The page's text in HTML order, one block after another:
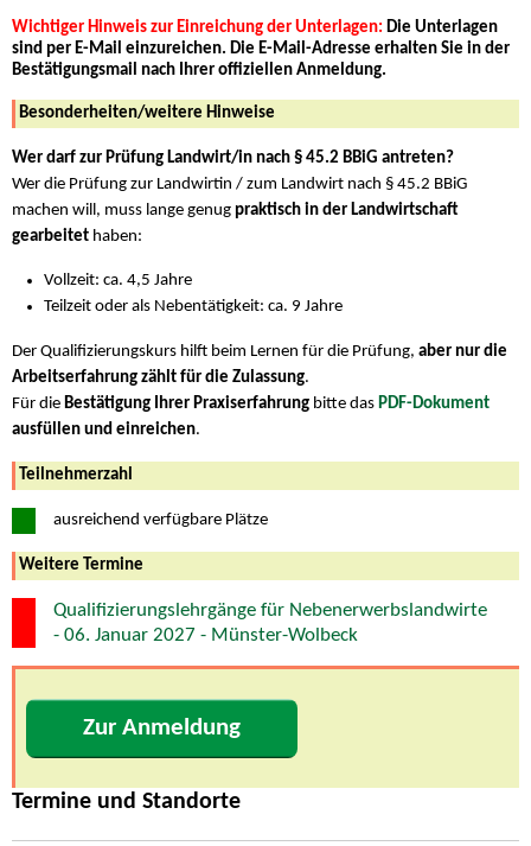
Wichtiger Hinweis zur Einreichung der Unterlagen: Die Unterlagen
sind per E-Mail einzureichen. Die E-Mail-Adresse erhalten Sie in der
Bestätigungsmail nach Ihrer offiziellen Anmeldung.
Besonderheiten/weitere Hinweise
Wer darf zur Prüfung Landwirt/in nach § 45.2 BBiG antreten?
Wer die Prüfung zur Landwirtin / zum Landwirt nach § 45.2 BBiG
machen will, muss lange genug praktisch in der Landwirtschaft
gearbeitet haben:
Vollzeit: ca. 4,5 Jahre
Teilzeit oder als Nebentätigkeit: ca. 9 Jahre
Der Qualifizierungskurs hilft beim Lernen für die Prüfung, aber nur die
Arbeitserfahrung zählt für die Zulassung.
Für die Bestätigung Ihrer Praxiserfahrung bitte das PDF-Dokument
ausfüllen und einreichen.
Teilnehmerzahl
ausreichend verfügbare Plätze
Weitere Termine
Qualifizierungslehrgänge für Nebenerwerbslandwirte
- 06. Januar 2027 - Münster-Wolbeck
Zur Anmeldung
Termine und Standorte